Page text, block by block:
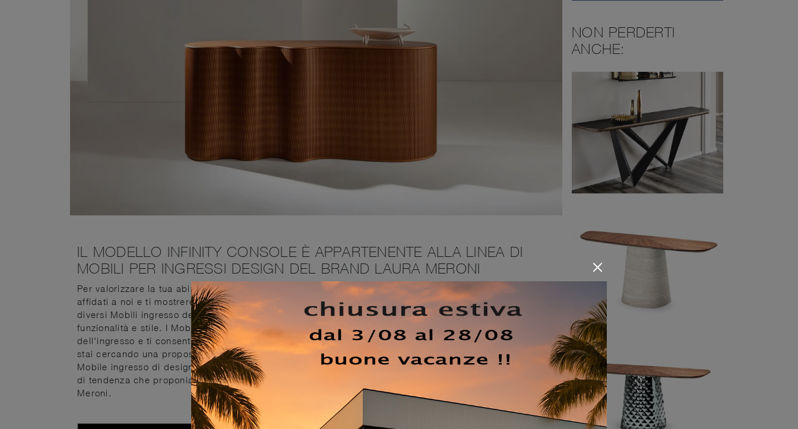
IL MODELLO INFINITY CONSOLE È APPARTENENTE ALLA LINEA DI
MOBILI PER INGRESSI DESIGN DEL BRAND LAURA MERONI
Per valorizzare la tua abitazione con una certa logica, a maggior ragione se già disponi di arredi design,
affidati a noi e ti mostreremo i migliori modelli di Mobili ingresso design. Il modello mostrato in foto, tra i
diversi Mobili ingresso design in legno del marchio, ti soddisferà: valorizza il tuo ingresso con
funzionalità e stile. I Mobili ingresso personalizzano gli ambienti domestici, ottimizzano lo spazio
dell'ingresso e ti consentono di avere sempre una superficie di appoggio multifunzionale e pratico. Se
stai cercando una proposta in legno per il tuo ingresso, in negozio potrai vedere dal vivo il modello di
Mobile ingresso di design in legno Infinity Console di Laura Meroni. Tra i diversi complementi accessori
di tendenza che proponiamo, spiccano i multifunzionali Mobili ingresso del rinomato brand Laura
Meroni.
NON PERDERTI
ANCHE: